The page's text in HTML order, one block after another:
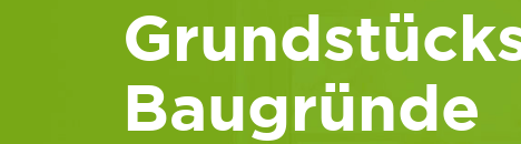
Baugründe